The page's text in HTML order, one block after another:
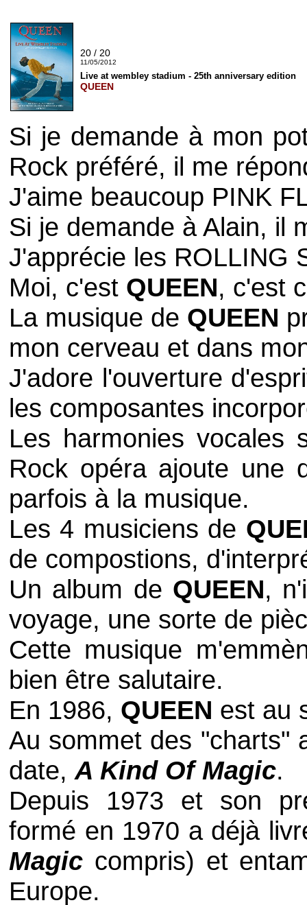
20 / 20
11/05/2012
Live at wembley stadium - 25th anniversary edition
QUEEN
Si je demande à mon
Rock préféré, il me
J'aime beaucoup PINK
Si je demande à Alain, il
J'apprécie les ROLLING
Moi, c'est QUEEN, c'est
La musique de QUEEN
mon cerveau et dans
J'adore l'ouverture
les composantes
Les harmonies vocales
Rock opéra ajoute une
parfois à la musique.
Les 4 musiciens de
de compostions,
Un album de QUEEN,
voyage, une sorte de
Cette musique
bien être salutaire.
En 1986, QUEEN est au
Au sommet des "charts"
date, A Kind Of Magic.
Depuis 1973 et son
formé en 1970 a déjà
Magic compris) et
Europe.